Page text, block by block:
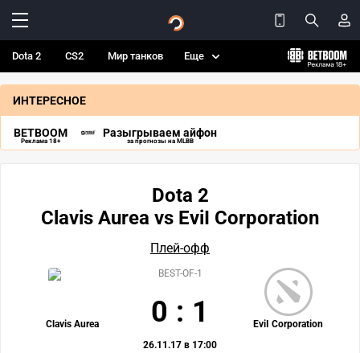
Dota 2 CS2 Мир танков Еще
ИНТЕРЕСНОЕ
BETBOOM
Реклама 18+
Разыгрываем айфон
за прогнозы на MLBB
Dota 2
Clavis Aurea vs EviI Corporation
Плей-офф
Clavis Aurea EviI Corporation
BEST-OF-1
0 : 1
26.11.17 в 17:00